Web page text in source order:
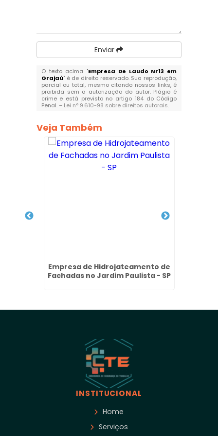
Enviar
O texto acima "Empresa De Laudo Nr13 em
Grajaú" é de direito reservado. Sua reprodução,
parcial ou total, mesmo citando nossos links, é
proibida sem a autorização do autor. Plágio é
crime e está previsto no artigo 184 do Código
Penal. – Lei n° 9.610-98 sobre direitos autorais.
Veja Também
Empresa de Hidrojateamento de
Fachadas no Jardim Paulista - SP
INSTITUCIONAL
Home
Serviços